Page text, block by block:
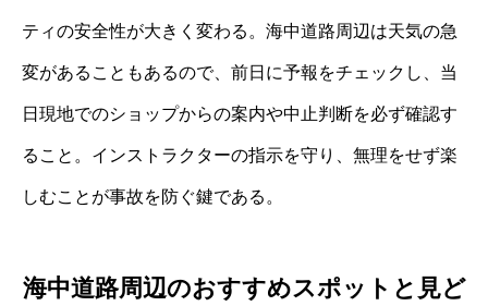
ティの安全性が大きく変わる。海中道路周辺は天気の急
変があることもあるので、前日に予報をチェックし、当
日現地でのショップからの案内や中止判断を必ず確認す
ること。インストラクターの指示を守り、無理をせず楽
しむことが事故を防ぐ鍵である。
海中道路周辺のおすすめスポットと見ど